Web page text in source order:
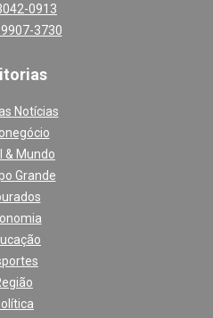
0913
3730
s
Notícias
& Mundo
Grande